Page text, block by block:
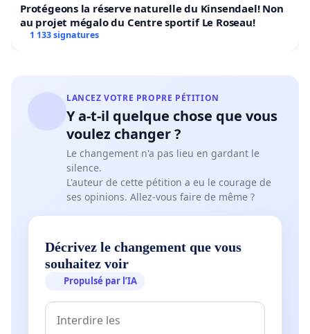
Protégeons la réserve naturelle du Kinsendael! Non
au projet mégalo du Centre sportif Le Roseau!
1 133 signatures
LANCEZ VOTRE PROPRE PÉTITION
Y a-t-il quelque chose que vous
voulez changer ?
Le changement n'a pas lieu en gardant le
silence.
L'auteur de cette pétition a eu le courage de
ses opinions. Allez-vous faire de même ?
Décrivez le changement que vous
souhaitez voir
Propulsé par l’IA